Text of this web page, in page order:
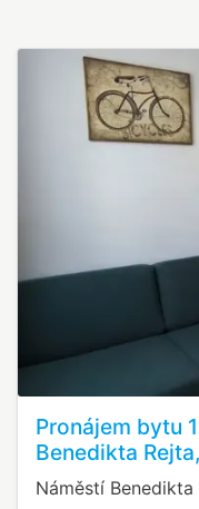
Pronájem bytu
Benedikta
Náměstí Benedikta